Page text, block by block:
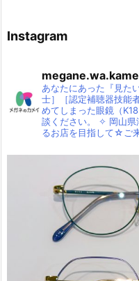
Instagram
あなたにあった『見た
士］［認定補聴器技能
めてしまった眼鏡（K18
談ください。
✧ 岡山県
るお店を目指して☆ご